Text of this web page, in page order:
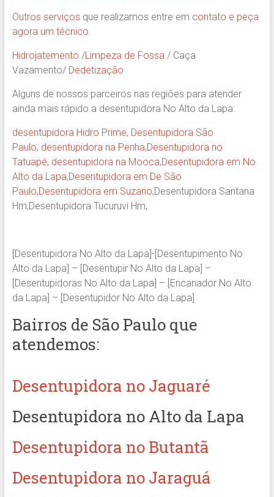
Outros serviços que realizamos entre em contato e peça
agora um técnico.
Hidrojatemento /Limpeza de Fossa/ Caça
Vazamento/ Dedetização
Alguns de nossos parceiros nas regiões para atender
ainda mais rápido a desentupidora No Alto da Lapa:
desentupidora Hidro Prime, Desentupidora São
Paulo, desentupidora na Penha,Desentupidora no
Tatuapé, desentupidora na Mooca,Desentupidora em No
Alto da Lapa,Desentupidora em De São
Paulo,Desentupidora em Suzano,Desentupidora Santana
Hm,Desentupidora Tucuruvi Hm,
[Desentupidora No Alto da Lapa]-[Desentupimento No
Alto da Lapa] – [Desentupir No Alto da Lapa] –
[Desentupidoras No Alto da Lapa] – [Encanador No Alto
da Lapa] – [Desentupidor No Alto da Lapa]
Bairros de São Paulo que
atendemos:
Desentupidora no Jaguaré
Desentupidora no Alto da Lapa
Desentupidora no Butantã
Desentupidora no Jaraguá